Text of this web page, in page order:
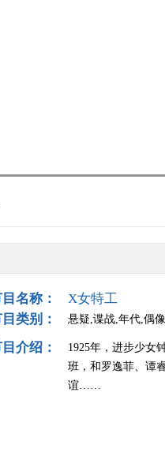
名称：
X女特工
类别：
悬疑,谍战,年代,偶像
介绍：
1925年，进步少女
班，和罗逸菲、谭
谊……